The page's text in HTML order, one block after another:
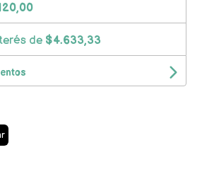
de $4.633,33